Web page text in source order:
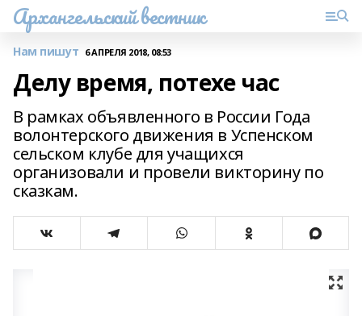
Архангельский вестник
Нам пишут 6 АПРЕЛЯ 2018, 08:53
Делу время, потехе час
В рамках объявленного в России Года
волонтерского движения в Успенском
сельском клубе для учащихся
организовали и провели викторину по
сказкам.